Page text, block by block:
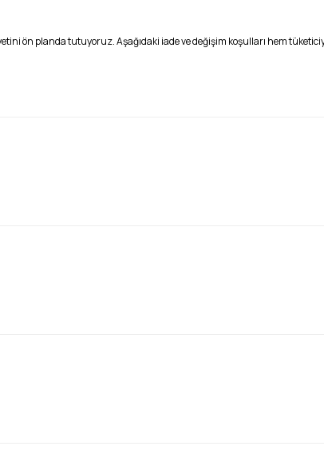
ön planda tutuyoruz. Aşağıdaki iade ve değişim koşulları hem